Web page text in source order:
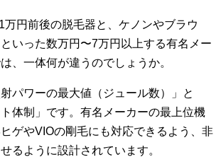
万円前後の脱毛器と、ケノンやブラウ
いった数万円〜7万円以上する有名メー
、一体何が違うのでしょうか。
パワーの最大値（ジュール数）」と
ト体制」です。有名メーカーの最上位機
ゲやVIOの剛毛にも対応できるよう、非
るように設計されています。